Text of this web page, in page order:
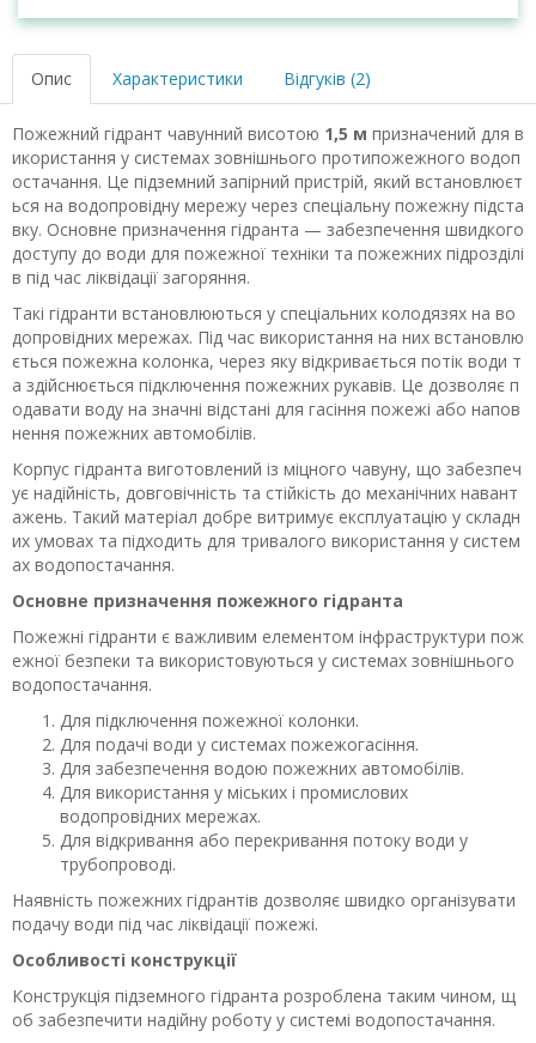
Опис Характеристики Відгуків (2)
Пожежний гідрант чавунний висотою 1,5 м призначений для в
икористання у системах зовнішнього протипожежного водоп
остачання. Це підземний запірний пристрій, який встановлюєт
ься на водопровідну мережу через спеціальну пожежну підста
вку. Основне призначення гідранта — забезпечення швидкого
доступу до води для пожежної техніки та пожежних підрозділі
в під час ліквідації загоряння.
Такі гідранти встановлюються у спеціальних колодязях на во
допровідних мережах. Під час використання на них встановлю
ється пожежна колонка, через яку відкривається потік води т
а здійснюється підключення пожежних рукавів. Це дозволяє п
одавати воду на значні відстані для гасіння пожежі або напов
нення пожежних автомобілів.
Корпус гідранта виготовлений із міцного чавуну, що забезпеч
ує надійність, довговічність та стійкість до механічних навант
ажень. Такий матеріал добре витримує експлуатацію у складн
их умовах та підходить для тривалого використання у систем
ах водопостачання.
Основне призначення пожежного гідранта
Пожежні гідранти є важливим елементом інфраструктури пож
ежної безпеки та використовуються у системах зовнішнього
водопостачання.
Для підключення пожежної колонки.
Для подачі води у системах пожежогасіння.
Для забезпечення водою пожежних автомобілів.
Для використання у міських і промислових
водопровідних мережах.
Для відкривання або перекривання потоку води у
трубопроводі.
Наявність пожежних гідрантів дозволяє швидко організувати
подачу води під час ліквідації пожежі.
Особливості конструкції
Конструкція підземного гідранта розроблена таким чином, щ
об забезпечити надійну роботу у системі водопостачання.